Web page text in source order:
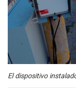
El dispositivo